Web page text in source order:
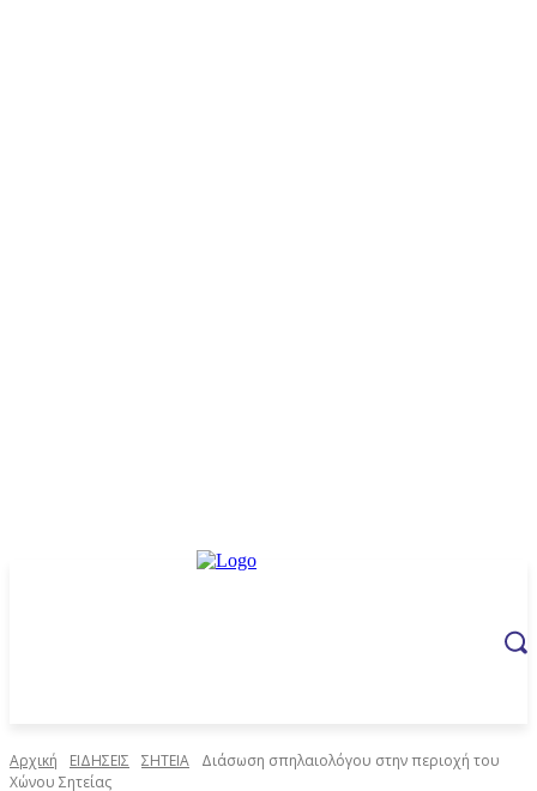
Αρχική ΕΙΔΗΣΕΙΣ ΣΗΤΕΙΑ
Διάσωση σπηλαιολόγου στην περιοχή του
Χώνου Σητείας